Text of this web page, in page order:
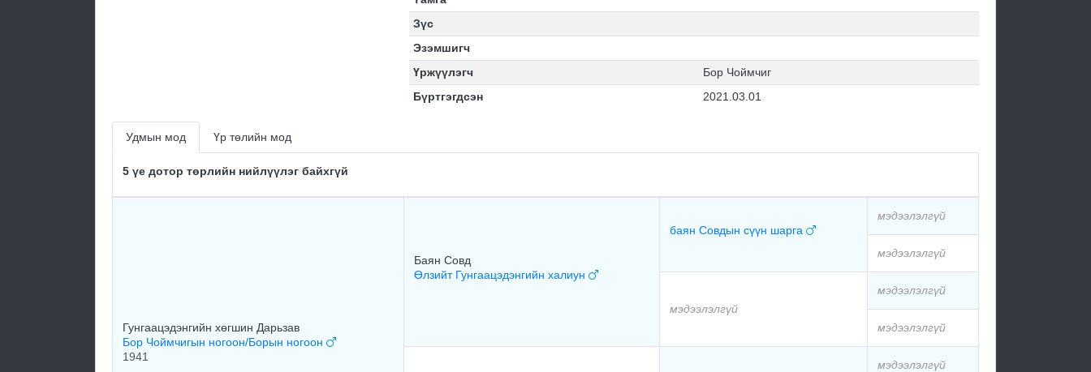
Зүс
Эзэмшигч
Үржүүлэгч
Бор Чоймчиг
Бүртгэгдсэн
2021.03.01
Удмын мод Үр төлийн мод
5 үе дотор төрлийн нийлүүлэг байхгүй
Гунгаацэдэнгийн хөгшин Дарьзав
Бор Чоймчигын ногоон/Борын ногоон
1941
Баян Совд
Өлзийт Гунгаацэдэнгийн халиун
баян Совдын сүүн шарга
мэдээлэлгүй
мэдээлэлгүй
мэдээлэлгүй
мэдээлэлгүй
мэдээлэлгүй
мэдээлэлгүй